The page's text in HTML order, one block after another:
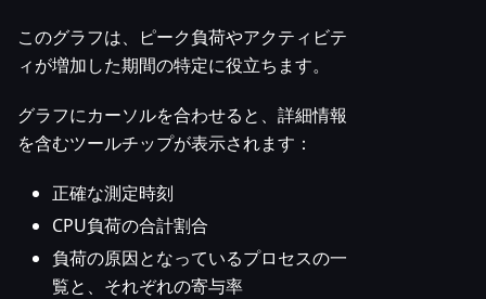
このグラフは、ピーク負荷やアクティビテ
ィが増加した期間の特定に役立ちます。
グラフにカーソルを合わせると、詳細情報
を含むツールチップが表示されます：
正確な測定時刻
CPU負荷の合計割合
負荷の原因となっているプロセスの一
覧と、それぞれの寄与率